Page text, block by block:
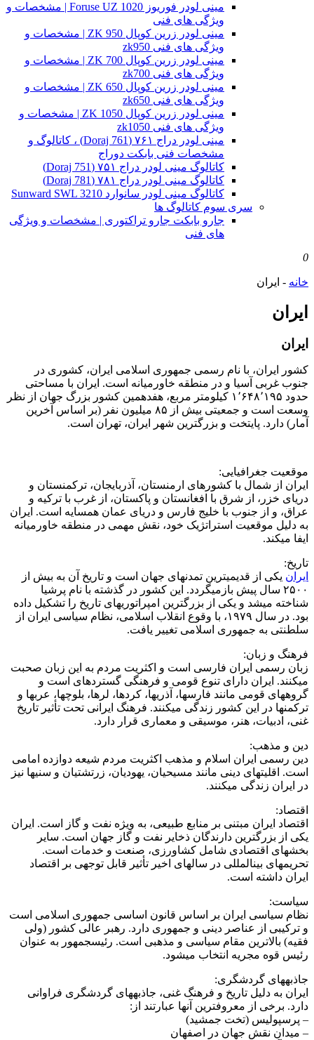
مینی لودر فوریوز Foruse UZ 1020 | مشخصات و
ویژگی های فنی
مینی لودر زرین کوپال ZK 950 | مشخصات و
ویژگی های فنی zk950
مینی لودر زرین کوپال ZK 700 | مشخصات و
ویژگی های فنی zk700
مینی لودر زرین کوپال ZK 650 | مشخصات و
ویژگی های فنی zk650
مینی لودر زرین کوپال ZK 1050 | مشخصات و
ویژگی های فنی zk1050
مینی لودر دراج ۷۶۱ (Doraj 761) ، کاتالوگ و
مشخصات فنی بابکت دوراج
کاتالوگ مینی لودر دراج ۷۵۱ (Doraj 751)
کاتالوگ مینی لودر دراج ۷۸۱ (Doraj 781)
کاتالوگ مینی لودر سانوارد Sunward SWL 3210
سری سوم کاتالوگ ها
جارو بابکت جارو تراکتوری | مشخصات و ویژگی
های فنی
0
خانه - ایران
ایران
ایران
کشور ایران، با نام رسمی جمهوری اسلامی ایران، کشوری در
جنوب غربی آسیا و در منطقه خاورمیانه است. ایران با مساحتی
حدود ۱٬۶۴۸٬۱۹۵ کیلومتر مربع، هفدهمین کشور بزرگ جهان از نظر
وسعت است و جمعیتی بیش از ۸۵ میلیون نفر (بر اساس آخرین
آمار) دارد. پایتخت و بزرگترین شهر ایران، تهران است.
موقعیت جغرافیایی:
ایران از شمال با کشورهای ارمنستان، آذربایجان، ترکمنستان و
دریای خزر، از شرق با افغانستان و پاکستان، از غرب با ترکیه و
عراق، و از جنوب با خلیج فارس و دریای عمان همسایه است. ایران
به دلیل موقعیت استراتژیک خود، نقش مهمی در منطقه خاورمیانه
ایفا میکند.
تاریخ:
ایران یکی از قدیمیترین تمدنهای جهان است و تاریخ آن به بیش از
۲۵۰۰ سال پیش بازمیگردد. این کشور در گذشته با نام پرشیا
شناخته میشد و یکی از بزرگترین امپراتوریهای تاریخ را تشکیل داده
بود. در سال ۱۹۷۹، با وقوع انقلاب اسلامی، نظام سیاسی ایران از
سلطنتی به جمهوری اسلامی تغییر یافت.
فرهنگ و زبان:
زبان رسمی ایران فارسی است و اکثریت مردم به این زبان صحبت
میکنند. ایران دارای تنوع قومی و فرهنگی گستردهای است و
گروههای قومی مانند فارسها، آذریها، کردها، لرها، بلوچها، عربها و
ترکمنها در این کشور زندگی میکنند. فرهنگ ایرانی تحت تأثیر تاریخ
غنی، ادبیات، هنر، موسیقی و معماری قرار دارد.
دین و مذهب:
دین رسمی ایران اسلام و مذهب اکثریت مردم شیعه دوازده امامی
است. اقلیتهای دینی مانند مسیحیان، یهودیان، زرتشتیان و سنیها نیز
در ایران زندگی میکنند.
اقتصاد:
اقتصاد ایران مبتنی بر منابع طبیعی، به ویژه نفت و گاز است. ایران
یکی از بزرگترین دارندگان ذخایر نفت و گاز جهان است. سایر
بخشهای اقتصادی شامل کشاورزی، صنعت و خدمات است.
تحریمهای بینالمللی در سالهای اخیر تأثیر قابل توجهی بر اقتصاد
ایران داشته است.
سیاست:
نظام سیاسی ایران بر اساس قانون اساسی جمهوری اسلامی است
و ترکیبی از عناصر دینی و جمهوری دارد. رهبر عالی کشور (ولی
فقیه) بالاترین مقام سیاسی و مذهبی است. رئیسجمهور به عنوان
رئیس قوه مجریه انتخاب میشود.
جاذبههای گردشگری:
ایران به دلیل تاریخ و فرهنگ غنی، جاذبههای گردشگری فراوانی
دارد. برخی از معروفترین آنها عبارتند از:
– پرسپولیس (تخت جمشید)
– میدان نقش جهان در اصفهان